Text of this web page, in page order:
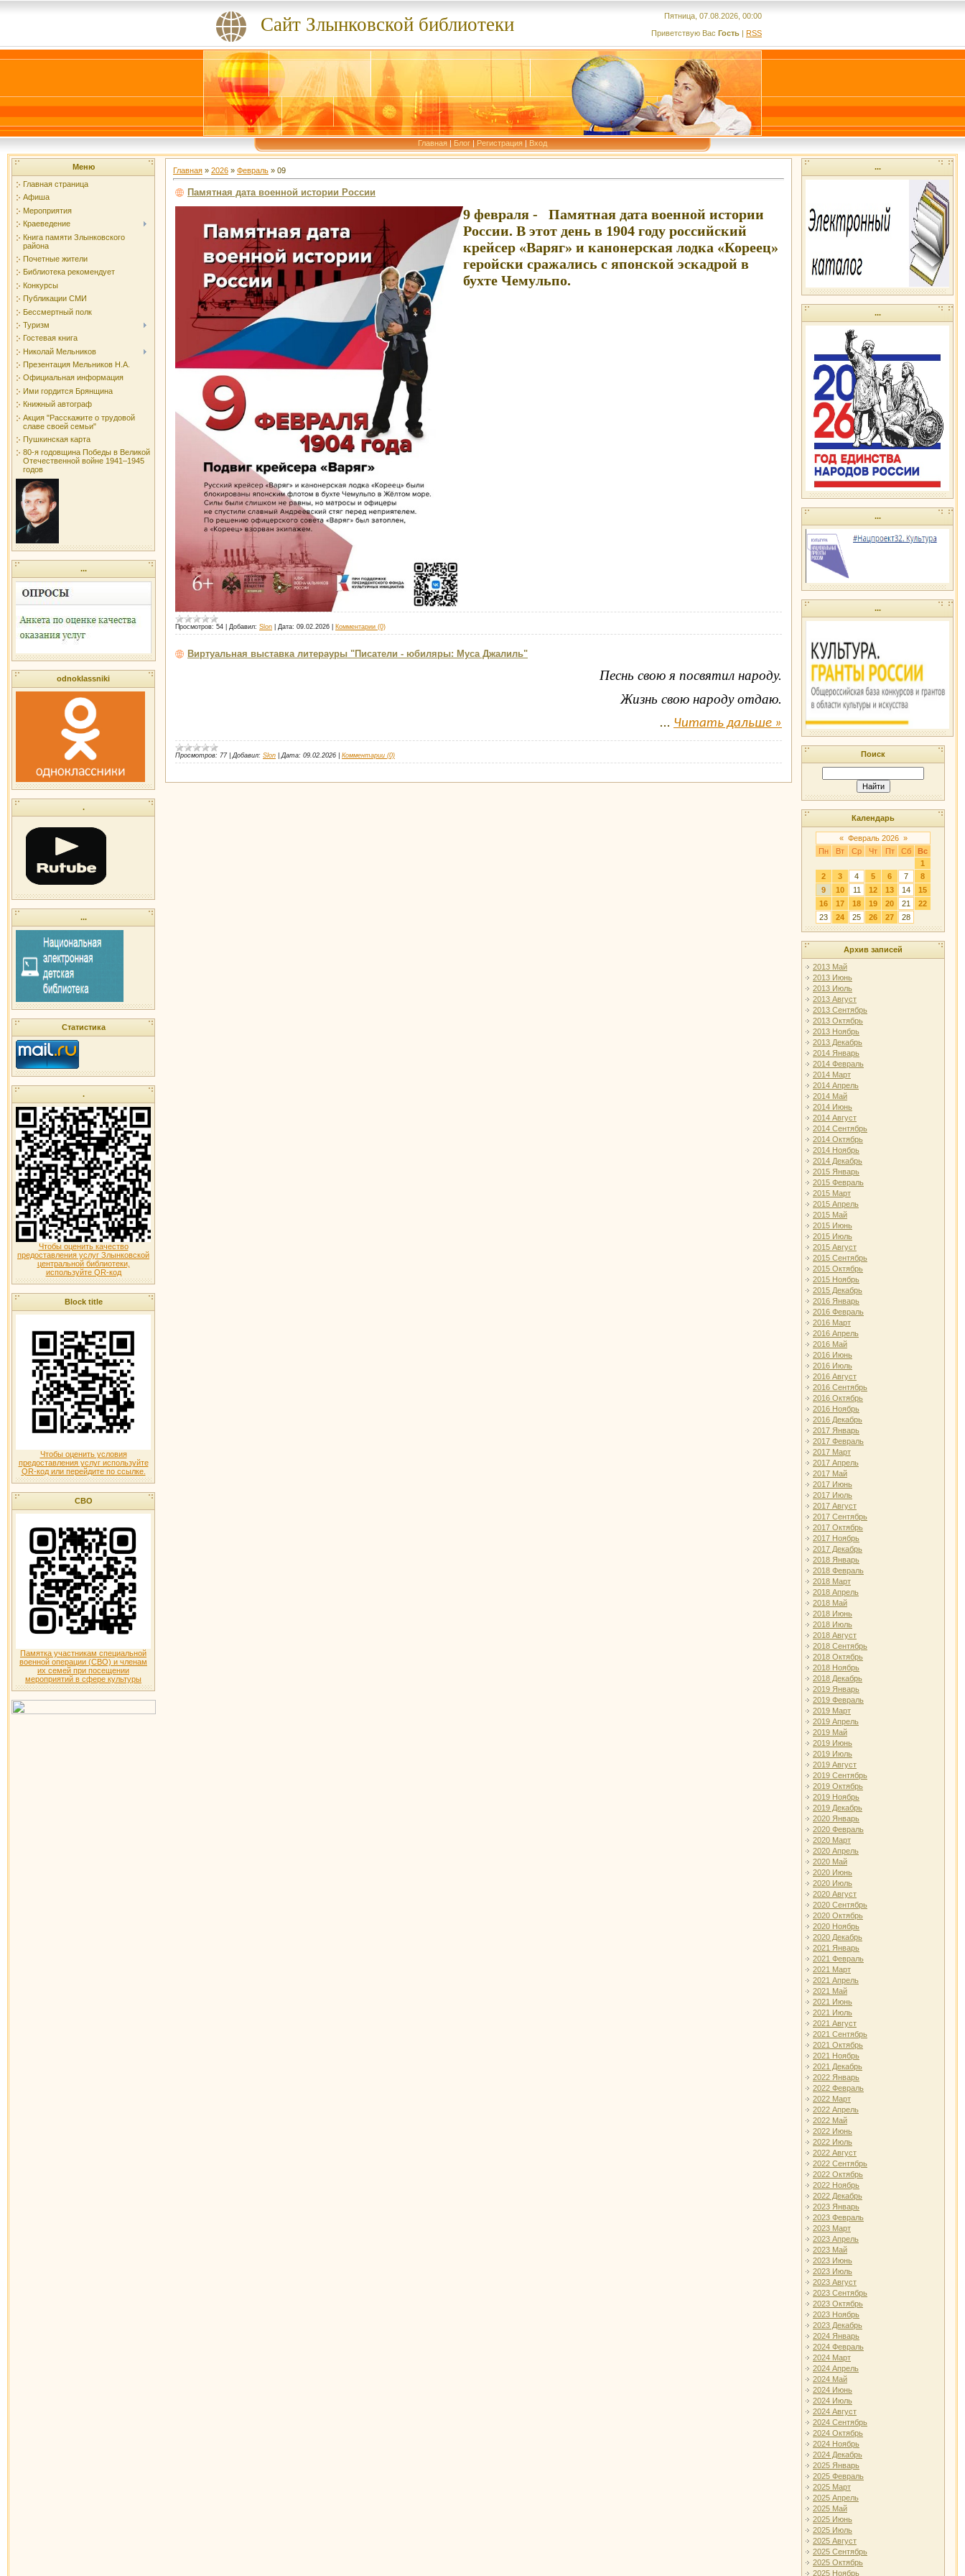
Сайт Злынковской библиотеки
Пятница, 07.08.2026, 00:00
Приветствую Вас Гость | RSS
Главная | Блог | Регистрация | Вход
Меню
Главная страница
Афиша
Мероприятия
Краеведение
Книга памяти Злынковского
района
Почетные жители
Библиотека рекомендует
Конкурсы
Публикации СМИ
Бессмертный полк
Туризм
Гостевая книга
Николай Мельников
Презентация Мельников Н.А.
Официальная информация
Ими гордится Брянщина
Книжный автограф
Акция "Расскажите о трудовой
славе своей семьи"
Пушкинская карта
80-я годовщина Победы в Великой
Отечественной войне 1941–1945
годов
...
odnoklassniki
.
...
Статистика
.
Чтобы оценить качество
предоставления услуг Злынковской
центральной библиотеки,
используйте QR-код
Block title
Чтобы оценить условия
предоставления услуг используйте
QR-код или перейдите по ссылке.
СВО
Памятка участникам специальной
военной операции (СВО) и членам
их семей при посещении
мероприятий в сфере культуры
Главная » 2026 » Февраль » 09
Памятная дата военной истории России
9 февраля - Памятная дата военной истории
России. В этот день в 1904 году российский
крейсер «Варяг» и канонерская лодка «Кореец»
геройски сражались с японской эскадрой в
бухте Чемульпо.
Просмотров: 54 Добавил: Slon Дата: 09.02.2026 Комментарии (0)
Виртуальная выставка литерауры "Писатели - юбиляры: Муса Джалиль"
Песнь свою я посвятил народу.
Жизнь свою народу отдаю.
... Читать дальше »
Просмотров: 77 |Добавил: Slon |Дата: 09.02.2026 Комментарии (0)
...
...
...
...
Поиск
Календарь
« Февраль 2026 »
Пн
Вт Ср Чт Пт Сб
Вс
1
2
3 4 5 6 7
8
9
10 11 12 13 14
15
16
17 18 19 20 21
22
23
24 25 26 27 28
Архив записей
2013 Май
2013 Июнь
2013 Июль
2013 Август
2013 Сентябрь
2013 Октябрь
2013 Ноябрь
2013 Декабрь
2014 Январь
2014 Февраль
2014 Март
2014 Апрель
2014 Май
2014 Июнь
2014 Август
2014 Сентябрь
2014 Октябрь
2014 Ноябрь
2014 Декабрь
2015 Январь
2015 Февраль
2015 Март
2015 Апрель
2015 Май
2015 Июнь
2015 Июль
2015 Август
2015 Сентябрь
2015 Октябрь
2015 Ноябрь
2015 Декабрь
2016 Январь
2016 Февраль
2016 Март
2016 Апрель
2016 Май
2016 Июнь
2016 Июль
2016 Август
2016 Сентябрь
2016 Октябрь
2016 Ноябрь
2016 Декабрь
2017 Январь
2017 Февраль
2017 Март
2017 Апрель
2017 Май
2017 Июнь
2017 Июль
2017 Август
2017 Сентябрь
2017 Октябрь
2017 Ноябрь
2017 Декабрь
2018 Январь
2018 Февраль
2018 Март
2018 Апрель
2018 Май
2018 Июнь
2018 Июль
2018 Август
2018 Сентябрь
2018 Октябрь
2018 Ноябрь
2018 Декабрь
2019 Январь
2019 Февраль
2019 Март
2019 Апрель
2019 Май
2019 Июнь
2019 Июль
2019 Август
2019 Сентябрь
2019 Октябрь
2019 Ноябрь
2019 Декабрь
2020 Январь
2020 Февраль
2020 Март
2020 Апрель
2020 Май
2020 Июнь
2020 Июль
2020 Август
2020 Сентябрь
2020 Октябрь
2020 Ноябрь
2020 Декабрь
2021 Январь
2021 Февраль
2021 Март
2021 Апрель
2021 Май
2021 Июнь
2021 Июль
2021 Август
2021 Сентябрь
2021 Октябрь
2021 Ноябрь
2021 Декабрь
2022 Январь
2022 Февраль
2022 Март
2022 Апрель
2022 Май
2022 Июнь
2022 Июль
2022 Август
2022 Сентябрь
2022 Октябрь
2022 Ноябрь
2022 Декабрь
2023 Январь
2023 Февраль
2023 Март
2023 Апрель
2023 Май
2023 Июнь
2023 Июль
2023 Август
2023 Сентябрь
2023 Октябрь
2023 Ноябрь
2023 Декабрь
2024 Январь
2024 Февраль
2024 Март
2024 Апрель
2024 Май
2024 Июнь
2024 Июль
2024 Август
2024 Сентябрь
2024 Октябрь
2024 Ноябрь
2024 Декабрь
2025 Январь
2025 Февраль
2025 Март
2025 Апрель
2025 Май
2025 Июнь
2025 Июль
2025 Август
2025 Сентябрь
2025 Октябрь
2025 Ноябрь